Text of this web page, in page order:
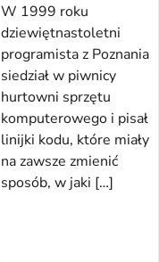
W 1999 roku
dziewiętnastoletni
programista z Poznania
siedział w piwnicy
hurtowni sprzętu
komputerowego i pisał
linijki kodu, które miały
na zawsze zmienić
sposób, w jaki […]